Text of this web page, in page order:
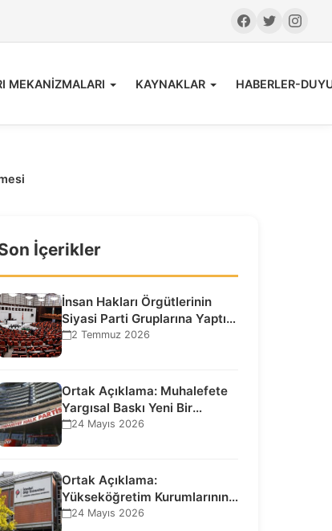
MEKANİZMALARI KAYNAKLAR HABERLER-
İçerikler
İnsan Hakları Örgütlerinin
Siyasi Parti Gruplarına Yaptığı
Ziyaretlere İlişkin
2 Temmuz 2026
Ortak Açıklama: Muhalefete
Yargısal Baskı Yeni Bir
Aşamaya Geçti: Seçilmiş…
24 Mayıs 2026
Ortak Açıklama:
Yükseköğretim Kurumlarının
Toplumsal İşlevi Kurucularının
24 Mayıs 2026